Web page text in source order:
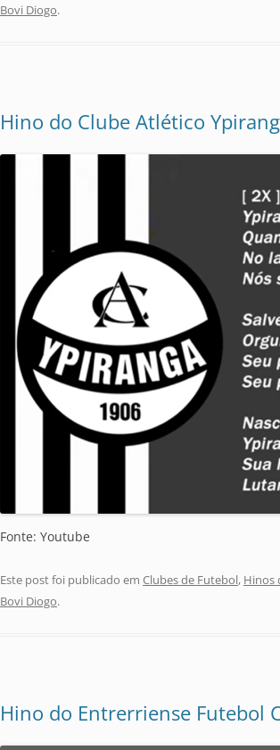
Bovi Diogo.
Hino do Clube Atlético
Fonte: Youtube
Este post foi publicado em Clubes de Futebol, Hinos
Bovi Diogo.
Hino do Entrerriense Futebol